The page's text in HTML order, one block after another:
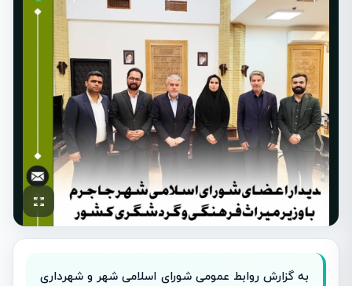
به گزارش روابط عمومی شورای اسلامی شهر و شهرداری